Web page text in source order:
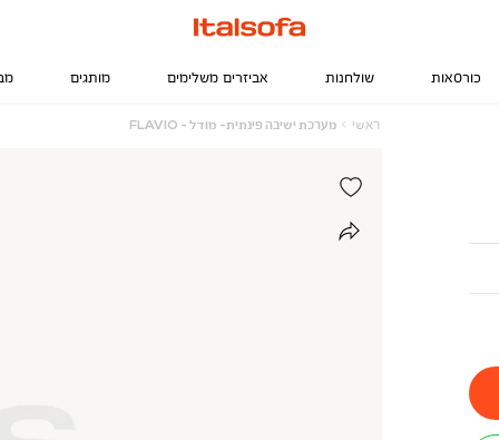
כורסאות שולחנות אביזרים משלימים מותגים
ראשי ראשי
מערכת ישיבה פינתית- מודל - FLAVIO